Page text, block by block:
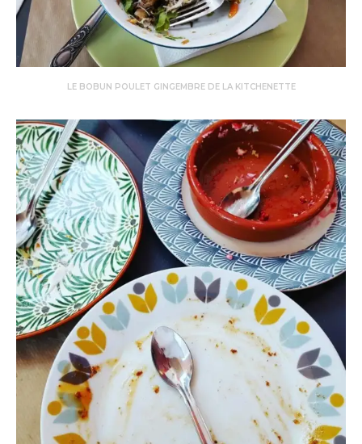
LE BOBUN POULET GINGEMBRE DE LA KITCHENETTE